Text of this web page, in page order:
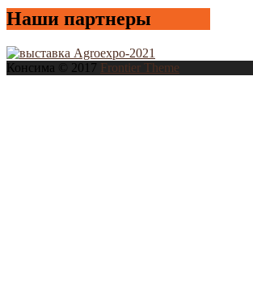
Наши партнеры
Консима © 2017 Frontier Theme